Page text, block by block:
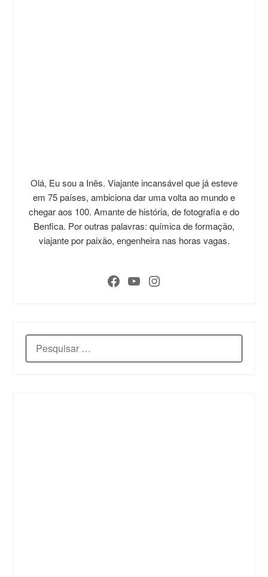
Olá, Eu sou a Inês. Viajante incansável que já esteve
em 75 países, ambiciona dar uma volta ao mundo e
chegar aos 100. Amante de história, de fotografia e do
Benfica. Por outras palavras: química de formação,
viajante por paixão, engenheira nas horas vagas.